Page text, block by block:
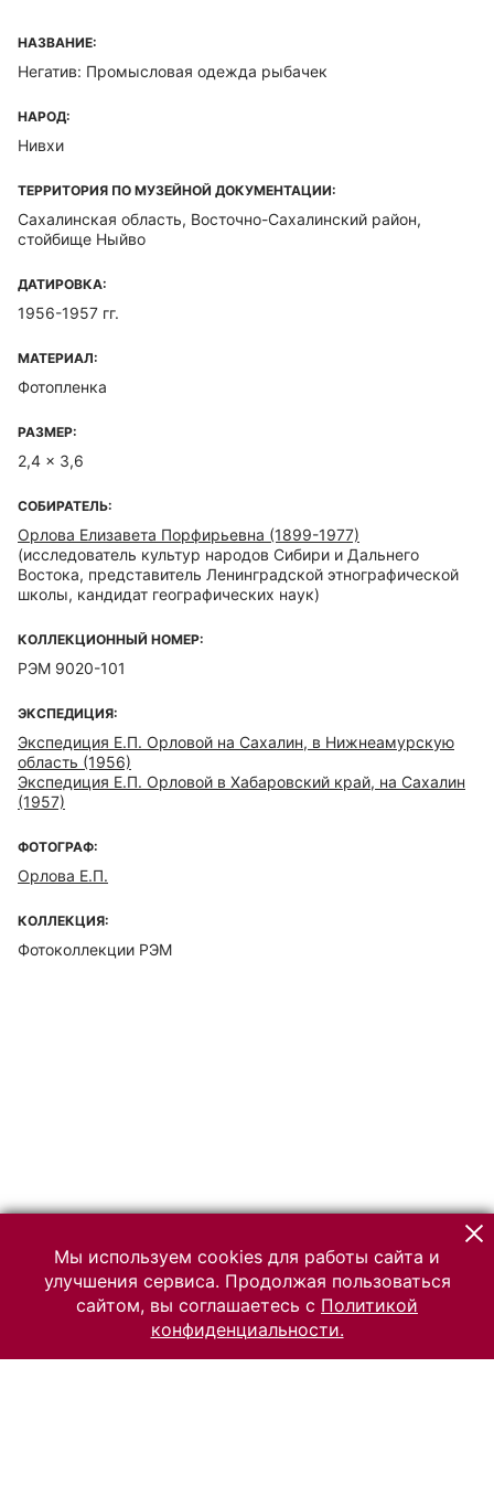
НАЗВАНИЕ:
Негатив: Промысловая одежда рыбачек
НАРОД:
Нивхи
ТЕРРИТОРИЯ ПО МУЗЕЙНОЙ ДОКУМЕНТАЦИИ:
Сахалинская область, Восточно-Сахалинский район,
стойбище Ныйво
ДАТИРОВКА:
1956-1957 гг.
МАТЕРИАЛ:
Фотопленка
РАЗМЕР:
2,4 x 3,6
СОБИРАТЕЛЬ:
Орлова Елизавета Порфирьевна (1899-1977)
(исследователь культур народов Сибири и Дальнего
Востока, представитель Ленинградской этнографической
школы, кандидат географических наук)
КОЛЛЕКЦИОННЫЙ НОМЕР:
РЭМ 9020-101
ЭКСПЕДИЦИЯ:
Экспедиция Е.П. Орловой на Сахалин, в Нижнеамурскую
область (1956)
Экспедиция Е.П. Орловой в Хабаровский край, на Сахалин
(1957)
ФОТОГРАФ:
Орлова Е.П.
КОЛЛЕКЦИЯ:
Фотоколлекции РЭМ
Мы используем cookies для работы сайта и
улучшения сервиса. Продолжая пользоваться
сайтом, вы соглашаетесь с Политикой
конфиденциальности.